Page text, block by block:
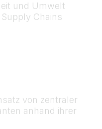
und Umwelt
Chains
von zentraler
anhand ihrer